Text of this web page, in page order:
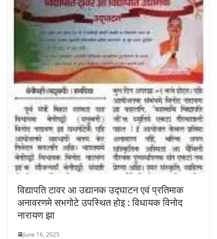
विद्यापति टावर आ उद्यानक उद्घाटन एवं प्रतिमाक
अनावरणमे सभगोटे उपस्थित होइ : विधायक विनोद
नारायण झा
June 16, 2025